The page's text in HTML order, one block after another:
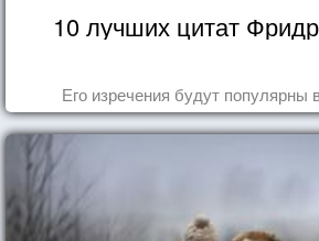
10 лучших цитат
Его изречения будут популярны